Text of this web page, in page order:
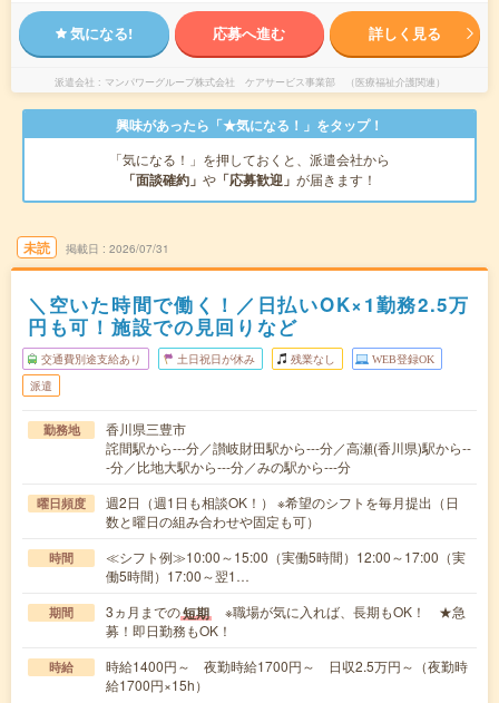
気になる! 応募へ進む 詳しく見る
派遣会社 マンパワーグループ株式会社 ケアサービス事業部 （医療福祉介護関連）
興味があったら「★気になる！」をタップ！
「気になる！」を押しておくと、派遣会社から
「面談確約」 や 「応募歓迎」 が届きます！
未読 掲載日 2026/07/31
＼空いた時間で働く！／日払いOK×1勤務2.5万
円も可！施設での見回りなど
交通費別途支給あり 土日祝日が休み 残業なし WEB登録OK
派遣
勤務地
香川県三豊市
詫間駅から---分／讃岐財田駅から---分／高瀬(香川県)駅から--
-分／比地大駅から---分／みの駅から---分
曜日頻度
週2日（週1日も相談OK！） ※希望のシフトを毎月提出（日
数と曜日の組み合わせや固定も可）
時間
≪シフト例≫10:00～15:00（実働5時間）12:00～17:00（実
働5時間）17:00～翌1…
期間 3ヵ月までの短期
※職場が気に入れば、長期もOK！ ★急
募！即日勤務もOK！
時給
時給1400円～ 夜勤時給1700円～ 日収2.5万円～（夜勤時
給1700円×15h）